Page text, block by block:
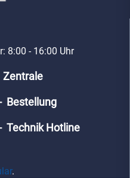
8:00 - 16:00 Uhr
Hotline
.